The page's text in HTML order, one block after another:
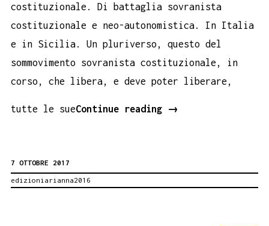
costituzionale. Di battaglia sovranista
costituzionale e neo-autonomistica. In Italia
e in Sicilia. Un pluriverso, questo del
sommovimento sovranista costituzionale, in
corso, che libera, e deve poter liberare,
tutte le sueContinue reading
Novità.
→
7 OTTOBRE 2017
edizioniarianna2016